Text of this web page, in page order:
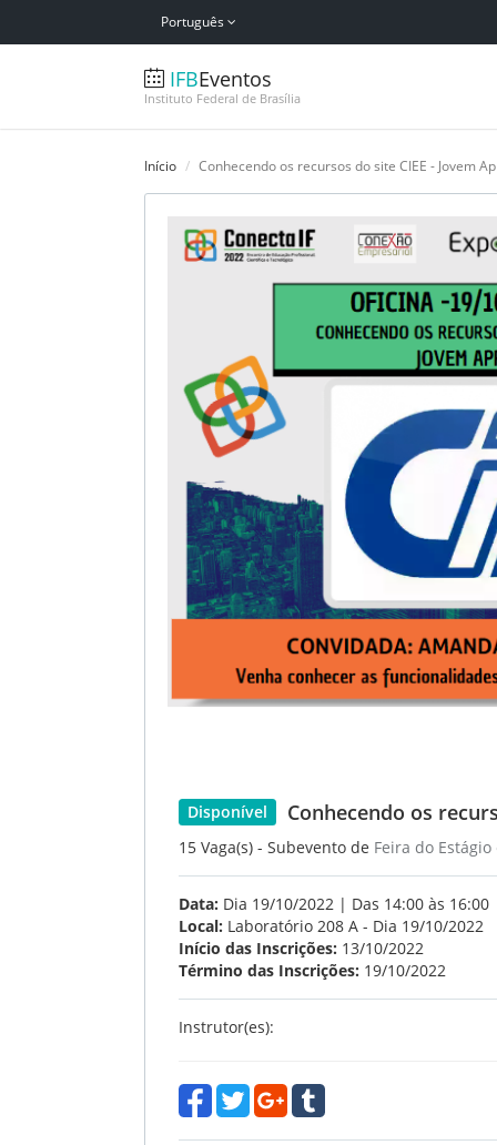
Português
IFBEventos
Instituto Federal de Brasília
Início Conhecendo os recursos do site CIEE - Jovem
Disponível Conhecendo os
15 Vaga(s) - Subevento de Feira do
Data: Dia 19/10/2022 | Das 14:00 às 16:00
Local: Laboratório 208 A - Dia 19/10/2022
Início das Inscrições: 13/10/2022
Término das Inscrições: 19/10/2022
Instrutor(es):